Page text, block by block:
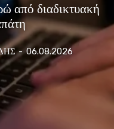
από διαδικτυακή
- 06.08.2026